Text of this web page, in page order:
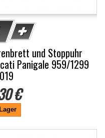
und Stoppuhr
Panigale 959/1299
€